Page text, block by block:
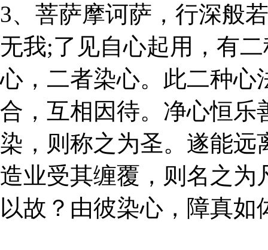
3、菩萨摩诃萨，行深般
无我;了见自心起用，有
心，二者染心。此二种心
合，互相因待。净心恒乐
染，则称之为圣。遂能远
造业受其缠覆，则名之为
以故？由彼染心，障真如